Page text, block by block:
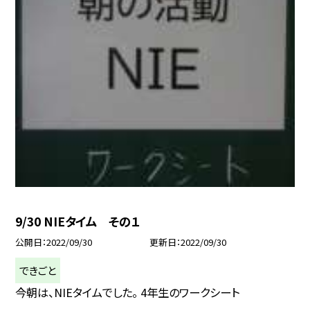
9/30 NIEタイム その１
公開日 2022/09/30 更新日 2022/09/30
できごと
今朝は、NIEタイムでした。 4年生のワークシート